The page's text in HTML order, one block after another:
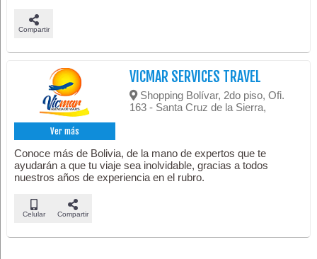
Compartir
Ver más
VICMAR SERVICES TRAVEL
Shopping Bolívar, 2do piso, Ofi.
163 - Santa Cruz de la Sierra,
Conoce más de Bolivia, de la mano de expertos que te
ayudarán a que tu viaje sea inolvidable, gracias a todos
nuestros años de experiencia en el rubro.
Celular Compartir